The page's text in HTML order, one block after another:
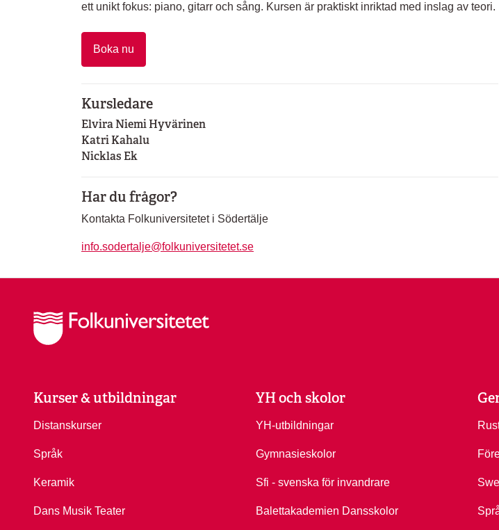
ett unikt fokus: piano, gitarr och sång. Kursen är praktiskt inriktad med inslag av teori.
Boka nu
Kursledare
Elvira Niemi Hyvärinen
Katri Kahalu
Nicklas Ek
Har du frågor?
Kontakta Folkuniversitetet i Södertälje
info.sodertalje@folkuniversitetet.se
Kurser & utbildningar
Distanskurser
Språk
Keramik
Dans Musik Teater
YH och skolor
YH-utbildningar
Gymnasieskolor
Sfi - svenska för invandrare
Balettakademien Dansskolor